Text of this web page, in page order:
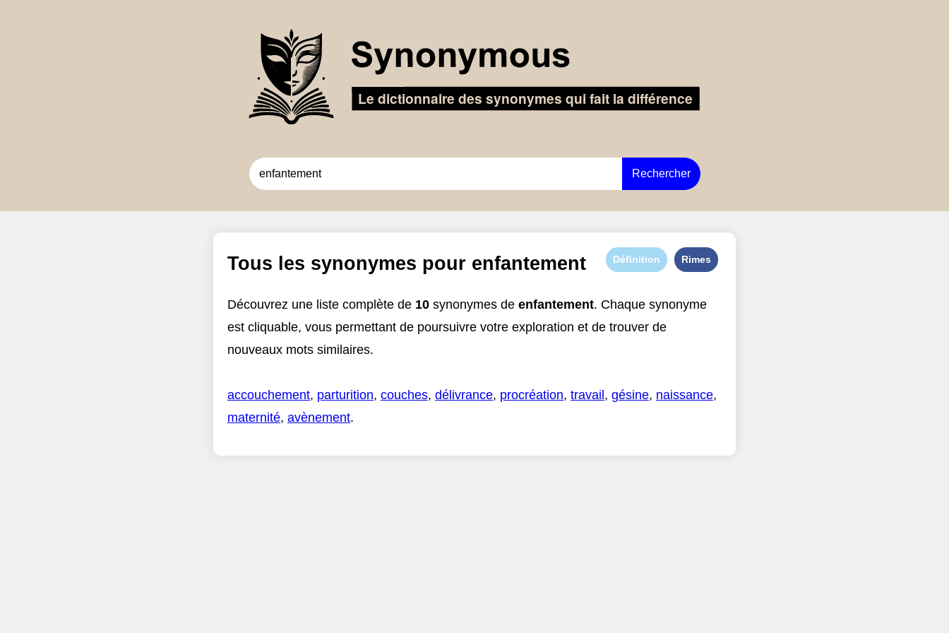
Rechercher
Tous les synonymes pour enfantement Définition Rimes
Découvrez une liste complète de 10 synonymes de enfantement. Chaque synonyme
est cliquable, vous permettant de poursuivre votre exploration et de trouver de
nouveaux mots similaires.
accouchement, parturition, couches, délivrance, procréation, travail, gésine, naissance,
maternité, avènement.